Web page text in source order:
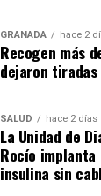
GRANADA hace 2
Recogen más
dejaron
SALUD hace 2 días
La Unidad de
Rocío implanta
insulina sin